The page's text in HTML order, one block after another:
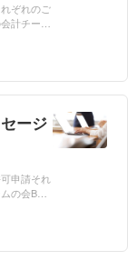
ぞれのご
計チーム
ージ
申請それ
の会B型